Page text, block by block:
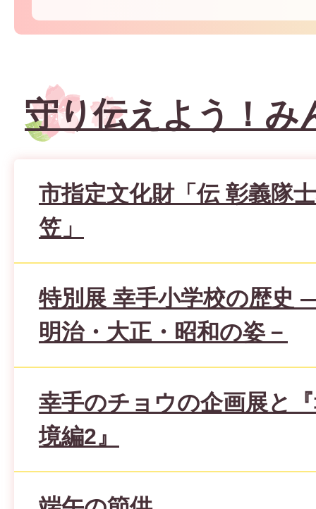
守り伝えよう！み
市指定文化財「伝 彰義隊
笠」
特別展 幸手小学校の歴史
明治・大正・昭和の姿－
幸手のチョウの企画展と
境編2』